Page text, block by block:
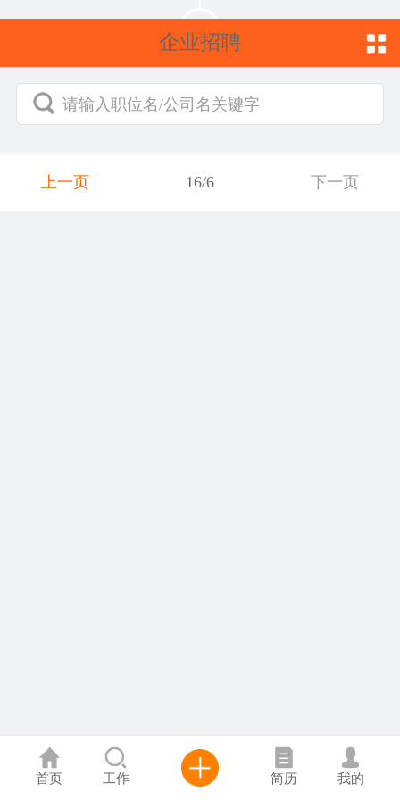
企业招聘
请输入职位名/公司名关键字
上一页 16/6 下一页
首页 工作 简历 我的